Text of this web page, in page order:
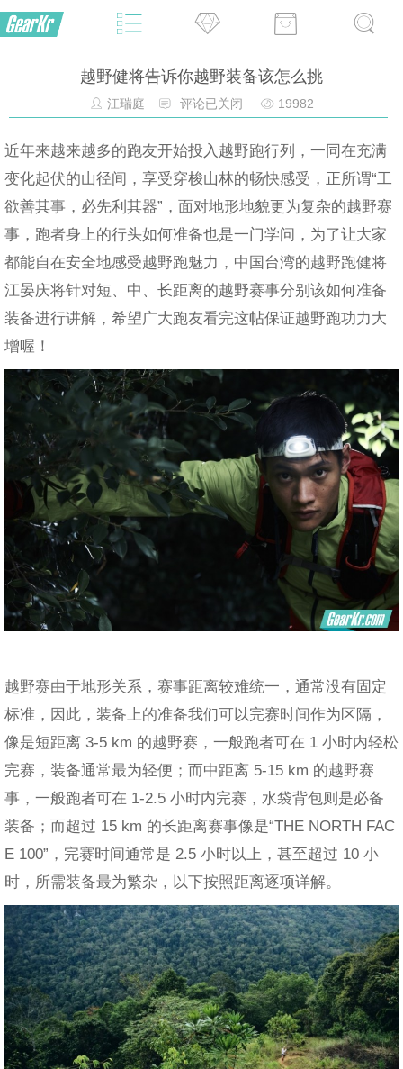
越野健将告诉你越野装备该怎么挑
江瑞庭 评论已关闭 19982
近年来越来越多的跑友开始投入越野跑行列，一同在充满
变化起伏的山径间，享受穿梭山林的畅快感受，正所谓“工
欲善其事，必先利其器”，面对地形地貌更为复杂的越野赛
事，跑者身上的行头如何准备也是一门学问，为了让大家
都能自在安全地感受越野跑魅力，中国台湾的越野跑健将
江晏庆将针对短、中、长距离的越野赛事分别该如何准备
装备进行讲解，希望广大跑友看完这帖保证越野跑功力大
增喔！
越野赛由于地形关系，赛事距离较难统一，通常没有固定
标准，因此，装备上的准备我们可以完赛时间作为区隔，
像是短距离 3-5 km 的越野赛，一般跑者可在 1 小时内轻松
完赛，装备通常最为轻便；而中距离 5-15 km 的越野赛
事，一般跑者可在 1-2.5 小时内完赛，水袋背包则是必备
装备；而超过 15 km 的长距离赛事像是“THE NORTH FAC
E 100”，完赛时间通常是 2.5 小时以上，甚至超过 10 小
时，所需装备最为繁杂，以下按照距离逐项详解。